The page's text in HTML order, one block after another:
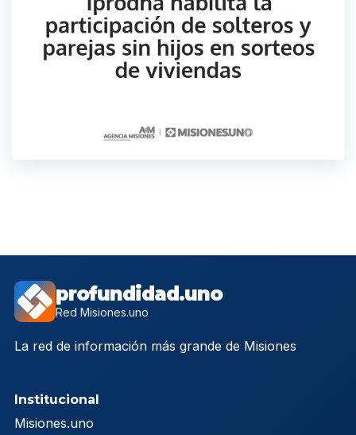
profundidad.uno
Red Misiones.uno
La red de información más grande de Misiones
Institucional
Misiones.uno